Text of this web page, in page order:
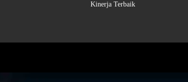
Kinerja Terbaik